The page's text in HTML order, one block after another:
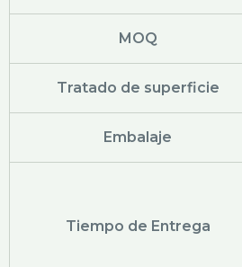
MOQ
Tratado de superficie
Embalaje
Tiempo de Entrega